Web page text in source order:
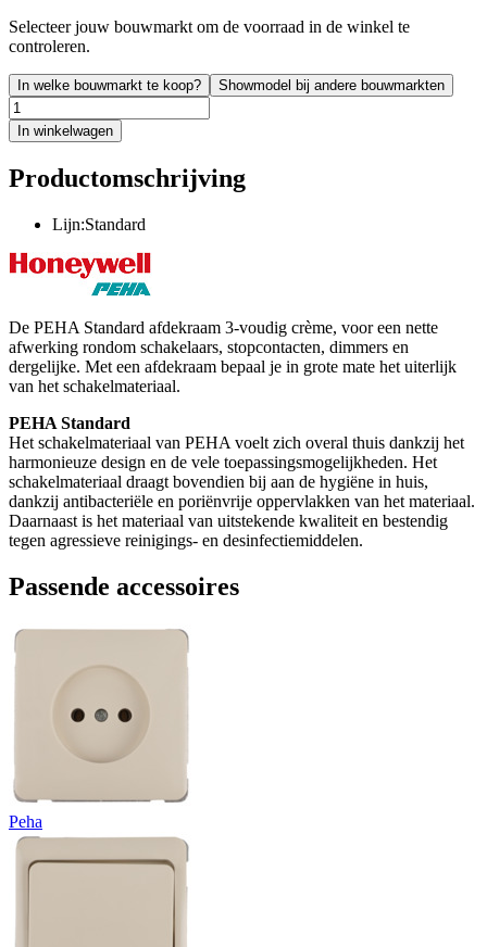
Selecteer jouw bouwmarkt om de voorraad in de winkel te
controleren.
In welke bouwmarkt te koop? Showmodel bij andere bouwmarkten
In winkelwagen
Productomschrijving
Lijn:Standard
De PEHA Standard afdekraam 3-voudig crème, voor een nette
afwerking rondom schakelaars, stopcontacten, dimmers en
dergelijke. Met een afdekraam bepaal je in grote mate het uiterlijk
van het schakelmateriaal.
PEHA Standard
Het schakelmateriaal van PEHA voelt zich overal thuis dankzij het
harmonieuze design en de vele toepassingsmogelijkheden. Het
schakelmateriaal draagt bovendien bij aan de hygiëne in huis,
dankzij antibacteriële en poriënvrije oppervlakken van het materiaal.
Daarnaast is het materiaal van uitstekende kwaliteit en bestendig
tegen agressieve reinigings- en desinfectiemiddelen.
Passende accessoires
Peha